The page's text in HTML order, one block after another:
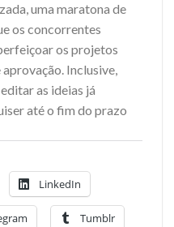
uma maratona de
os concorrentes
os projetos
Inclusive,
as ideias já
até o fim do prazo
LinkedIn
Tumblr